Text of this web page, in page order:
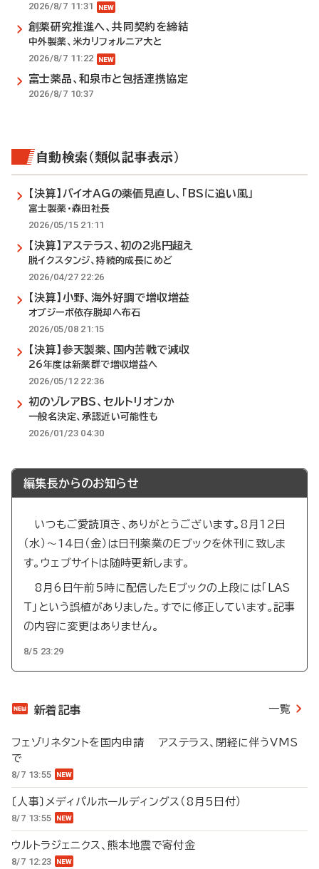
2026/8/7 11:31
創薬研究推進へ、共同契約を締結
中外製薬、米カリフォルニア大と
2026/8/7 11:22
富士薬品、和泉市と包括連携協定
2026/8/7 10:37
自動検索（類似記事表示）
【決算】バイオAGの薬価見直し、「BSに追い風」
富士製薬・森田社長
2026/05/15 21:11
【決算】アステラス、初の2兆円超え
脱イクスタンジ、持続的成長にめど
2026/04/27 22:26
【決算】小野、海外好調で増収増益
オプジーボ依存脱却へ布石
2026/05/08 21:15
【決算】参天製薬、国内苦戦で減収
26年度は新薬群で増収増益へ
2026/05/12 22:36
初のゾレアBS、セルトリオンか
一般名決定、承認近い可能性も
2026/01/23 04:30
編集長からのお知らせ
いつもご愛読頂き、ありがとうございます。8月12日
（水）～14日（金）は日刊薬業のEブックを休刊に致しま
す。ウェブサイトは随時更新します。
8月6日午前5時に配信したEブックの上段には「LAS
T」という誤植がありました。すでに修正しています。記事
の内容に変更はありません。
8/5 23:29
新着記事 一覧
フェゾリネタントを国内申請 アステラス、閉経に伴うVMS
で
8/7 13:55
〔人事〕メディパルホールディングス（8月5日付）
8/7 13:55
ウルトラジェニクス、熊本地震で寄付金
8/7 12:23